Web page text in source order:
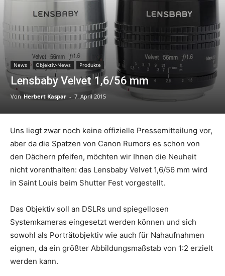
News Objektiv-News Produkte
Lensbaby Velvet 1,6/56 mm
Von Herbert Kaspar - 7. April 2015
Uns liegt zwar noch keine offizielle Pressemitteilung vor,
aber da die Spatzen von Canon Rumors es schon von
den Dächern pfeifen, möchten wir Ihnen die Neuheit
nicht vorenthalten: das Lensbaby Velvet 1,6/56 mm wird
in Saint Louis beim Shutter Fest vorgestellt.
Das Objektiv soll an DSLRs und spiegellosen
Systemkameras eingesetzt werden können und sich
sowohl als Porträtobjektiv wie auch für Nahaufnahmen
eignen, da ein größter Abbildungsmaßstab von 1:2 erzielt
werden kann.